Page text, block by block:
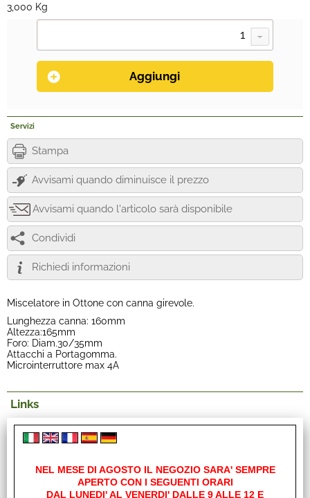
3,000 Kg
Servizi
Stampa
Avvisami quando diminuisce il prezzo
Avvisami quando l'articolo sarà disponibile
Condividi
Richiedi informazioni
Miscelatore in Ottone con canna girevole.
Lunghezza canna: 160mm
Altezza:165mm
Foro: Diam.30/35mm
Attacchi a Portagomma.
Microinterruttore max 4A
Links
Sito Reich
NEL MESE DI AGOSTO IL NEGOZIO SARA' SEMPRE
APERTO CON I SEGUENTI ORARI
DAL LUNEDI' AL VENERDI' DALLE 9 ALLE 12 E